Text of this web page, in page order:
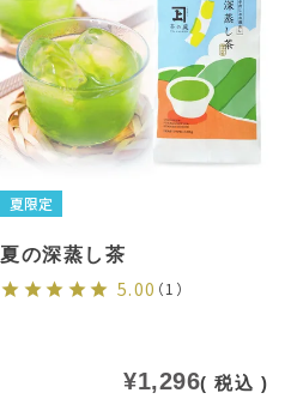
夏限定
夏の深蒸し茶
5.00 （1）
¥1,296 税込